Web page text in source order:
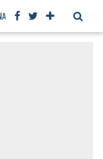
CHILENOS EN EL MUNDO